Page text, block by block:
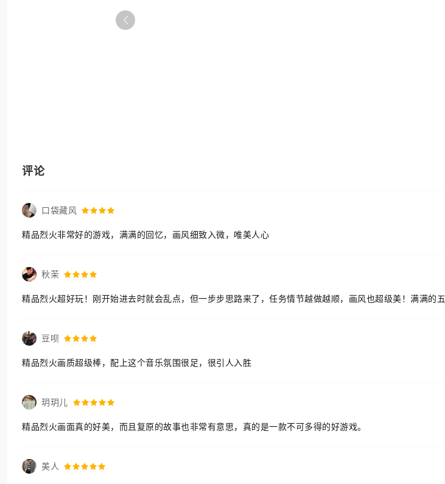
评论
口袋藏风
精品烈火非常好的游戏，满满的回忆，画风细致入微，唯美人心
秋茉
精品烈火超好玩！刚开始进去时就会乱点，但一步步思路来了，任务情节越做越顺，画风也超级美！满满的五
豆呗
精品烈火画质超级棒，配上这个音乐氛围很足，很引人入胜
玥玥儿
精品烈火画面真的好美，而且复原的故事也非常有意思，真的是一款不可多得的好游戏。
美人